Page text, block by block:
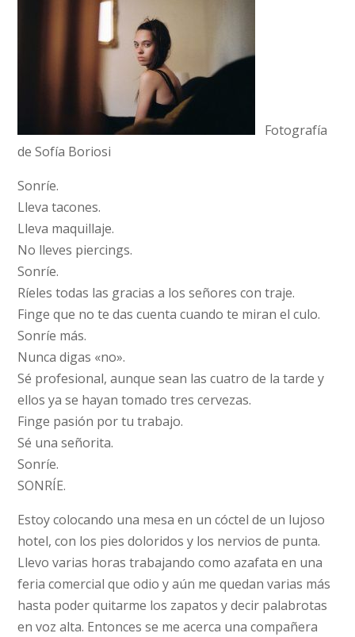
Fotografía
de Sofía Boriosi
Sonríe.
Lleva tacones.
Lleva maquillaje.
No lleves piercings.
Sonríe.
Ríeles todas las gracias a los señores con traje.
Finge que no te das cuenta cuando te miran el culo.
Sonríe más.
Nunca digas «no».
Sé profesional, aunque sean las cuatro de la tarde y
ellos ya se hayan tomado tres cervezas.
Finge pasión por tu trabajo.
Sé una señorita.
Sonríe.
SONRÍE.
Estoy colocando una mesa en un cóctel de un lujoso
hotel, con los pies doloridos y los nervios de punta.
Llevo varias horas trabajando como azafata en una
feria comercial que odio y aún me quedan varias más
hasta poder quitarme los zapatos y decir palabrotas
en voz alta. Entonces se me acerca una compañera